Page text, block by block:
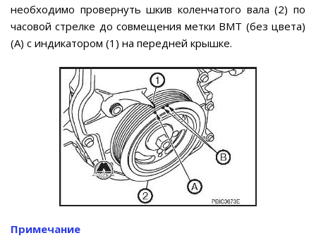
необходимо провернуть шкив коленчатого вала (2) по
часовой стрелке до совмещения метки ВМТ (без цвета)
(А) с индикатором (1) на передней крышке.
Примечание